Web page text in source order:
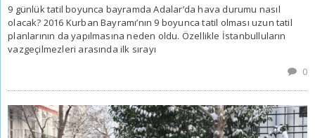
9 günlük tatil boyunca bayramda Adalar’da hava durumu nasıl
olacak? 2016 Kurban Bayramı’nın 9 boyunca tatil olması uzun tatil
planlarının da yapılmasına neden oldu. Özellikle İstanbulluların
vazgeçilmezleri arasında ilk sırayı
0